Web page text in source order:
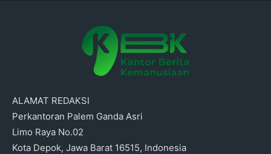
ALAMAT REDAKSI
Perkantoran Palem Ganda Asri
Limo Raya No.02
Kota Depok, Jawa Barat 16515, Indonesia